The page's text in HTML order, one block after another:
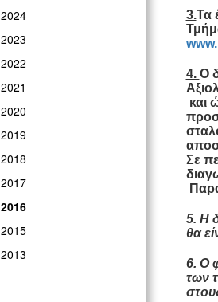
2024
2023
2022
2021
2020
2019
2018
2017
2016
2015
2013
3.Τα
4. Ο
και
Σε
5. Η
θα
6. Ο
των